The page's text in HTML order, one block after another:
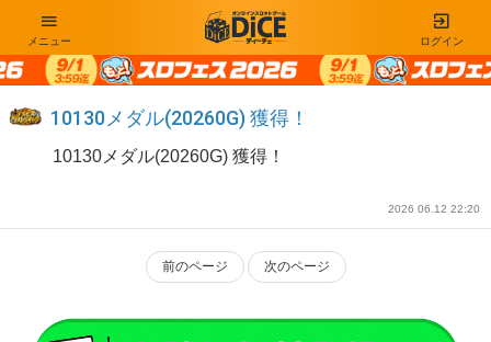
ログイン
メニュー
10130メダル(20260G) 獲得！
10130メダル(20260G) 獲得！
2026 06.12 22:20
前のページ 次のページ